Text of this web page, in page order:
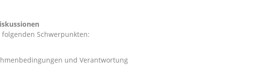
Schwerpunkten:
und Verantwortung